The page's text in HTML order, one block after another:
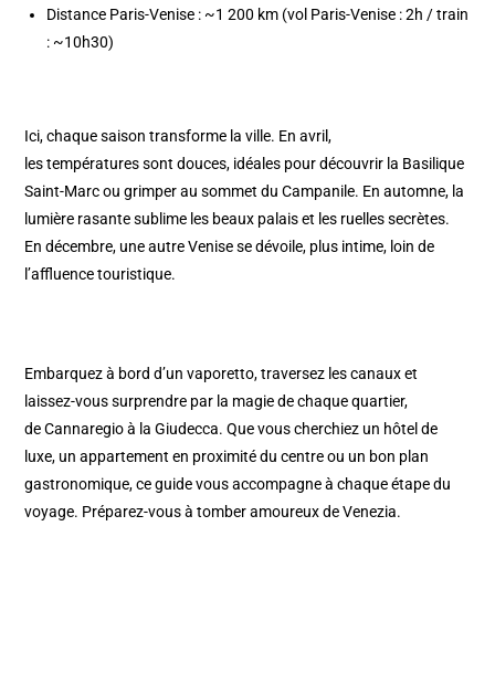
Distance Paris-Venise : ~1 200 km (vol Paris-Venise : 2h / train
: ~10h30)
Ici, chaque saison transforme la ville. En avril,
les températures sont douces, idéales pour découvrir la Basilique
Saint-Marc ou grimper au sommet du Campanile. En automne, la
lumière rasante sublime les beaux palais et les ruelles secrètes.
En décembre, une autre Venise se dévoile, plus intime, loin de
l’affluence touristique.
Embarquez à bord d’un vaporetto, traversez les canaux et
laissez-vous surprendre par la magie de chaque quartier,
de Cannaregio à la Giudecca. Que vous cherchiez un hôtel de
luxe, un appartement en proximité du centre ou un bon plan
gastronomique, ce guide vous accompagne à chaque étape du
voyage. Préparez-vous à tomber amoureux de Venezia.